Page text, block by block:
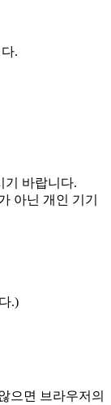
.
기 바랍니다.
아닌 개인 기기
.)
으면 브라우저의